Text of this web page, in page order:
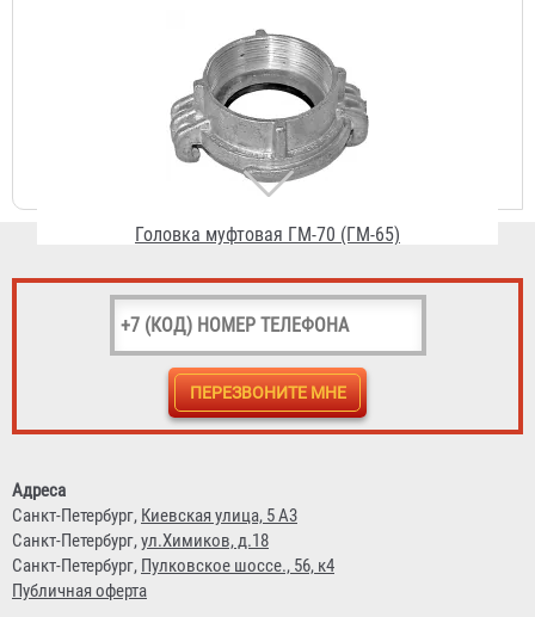
Головка муфтовая ГМ-70 (ГМ-65)
232 ₽
Адреса
Санкт-Петербург, Киевская улица, 5 А3
Санкт-Петербург,ул.Химиков, д.18
Санкт-Петербург, Пулковское шоссе., 56, к4
Публичная оферта